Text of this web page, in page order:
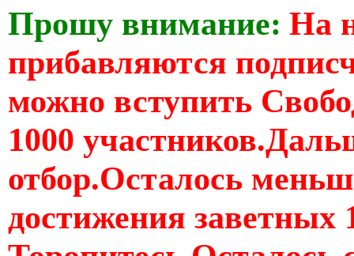
Прошу внимание: На
прибавляются
можно вступить
1000
отбор.Осталось
достижения заветных